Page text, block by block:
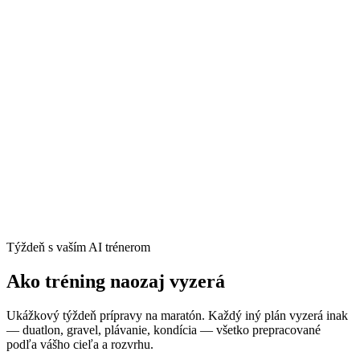
Týždeň s vaším AI trénerom
Ako tréning naozaj vyzerá
Ukážkový týždeň prípravy na maratón. Každý iný plán vyzerá inak
— duatlon, gravel, plávanie, kondícia — všetko prepracované
podľa vášho cieľa a rozvrhu.